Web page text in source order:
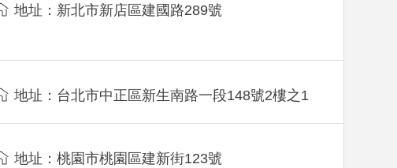
地址：新北市新店區建國路289號
地址：台北市中正區新生南路一段148號2樓之1
地址：桃園市桃園區建新街123號